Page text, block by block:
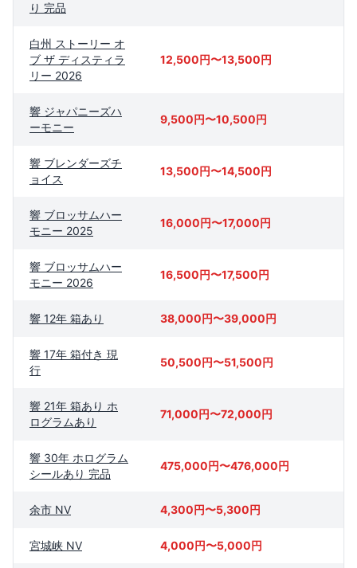
り 完品
白州 ストーリー オ
ブ ザ ディスティラ
リー 2026
12,500円〜13,500円
響 ジャパニーズハ
ーモニー
9,500円〜10,500円
響 ブレンダーズチ
ョイス
13,500円〜14,500円
響 ブロッサムハー
モニー 2025
16,000円〜17,000円
響 ブロッサムハー
モニー 2026
16,500円〜17,500円
響 12年 箱あり 38,000円〜39,000円
響 17年 箱付き 現
行
50,500円〜51,500円
響 21年 箱あり ホ
ログラムあり
71,000円〜72,000円
響 30年 ホログラム
シールあり 完品
475,000円〜476,000円
余市 NV 4,300円〜5,300円
宮城峡 NV 4,000円〜5,000円